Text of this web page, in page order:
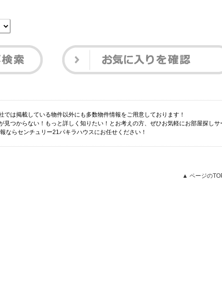
は掲載している物件以外にも多数物件情報をご用意しております！
見つからない！もっと詳しく知りたい！とお考えの方、ぜひお気軽にお部屋探しサ
ならセンチュリー21パキラハウスにお任せください！
▲ ページの